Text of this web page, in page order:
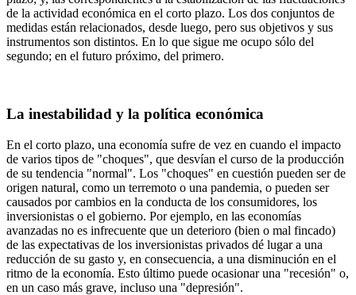
de la actividad económica en el corto plazo. Los dos conjuntos de
medidas están relacionados, desde luego, pero sus objetivos y sus
instrumentos son distintos. En lo que sigue me ocupo sólo del
segundo; en el futuro próximo, del primero.
La inestabilidad y la política económica
En el corto plazo, una economía sufre de vez en cuando el impacto
de varios tipos de "choques", que desvían el curso de la producción
de su tendencia "normal". Los "choques" en cuestión pueden ser de
origen natural, como un terremoto o una pandemia, o pueden ser
causados por cambios en la conducta de los consumidores, los
inversionistas o el gobierno. Por ejemplo, en las economías
avanzadas no es infrecuente que un deterioro (bien o mal fincado)
de las expectativas de los inversionistas privados dé lugar a una
reducción de su gasto y, en consecuencia, a una disminución en el
ritmo de la economía. Esto último puede ocasionar una "recesión" o,
en un caso más grave, incluso una "depresión".